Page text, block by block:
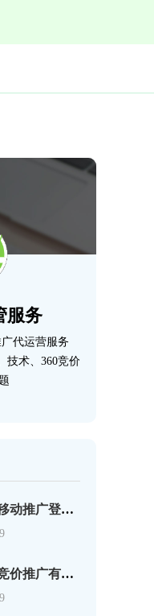
服务
代运营服务
技术、360竞价
360搜索移动推广登录页优化的12个事项
导致360竞价推广有点击没转换的原因分析